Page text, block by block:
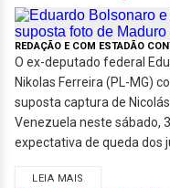
REDAÇÃO E COM ESTADÃO
O ex-deputado federal
Nikolas Ferreira (PL-MG)
suposta captura de
Venezuela neste sábado,
expectativa de queda dos
LEIA MAIS